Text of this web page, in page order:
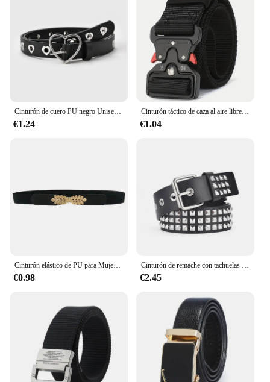
Cinturón de cuero PU negro Unisex con hebilla de Pin y ojales, estilo Punk, para Jeans y ropa informal
€1.24
Cinturón táctico de caza al aire libre para hombres, hebilla multifunción, cinturón de nailon, cinturón de lona para el Cuerpo de Marines de alta calidad
€1.04
€0.98 €2.45